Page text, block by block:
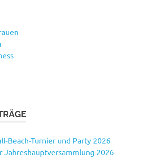
Beach-Turnier und Party 2026
Jahreshauptversammlung 2026